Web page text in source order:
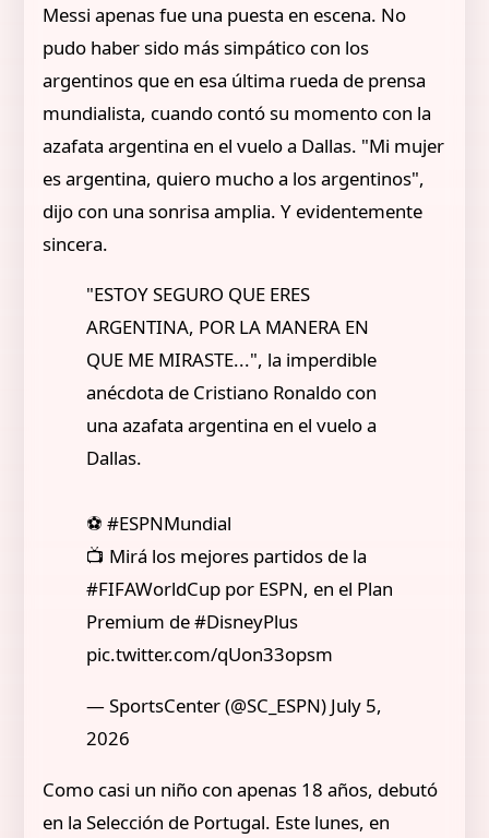
Messi apenas fue una puesta en escena. No
pudo haber sido más simpático con los
argentinos que en esa última rueda de prensa
mundialista, cuando contó su momento con la
azafata argentina en el vuelo a Dallas. "Mi mujer
es argentina, quiero mucho a los argentinos",
dijo con una sonrisa amplia. Y evidentemente
sincera.
"ESTOY SEGURO QUE ERES
ARGENTINA, POR LA MANERA EN
QUE ME MIRASTE...", la imperdible
anécdota de Cristiano Ronaldo con
una azafata argentina en el vuelo a
Dallas.
⚽ #ESPNMundial
📺 Mirá los mejores partidos de la
#FIFAWorldCup por ESPN, en el Plan
Premium de #DisneyPlus
pic.twitter.com/qUon33opsm
— SportsCenter (@SC_ESPN) July 5,
2026
Como casi un niño con apenas 18 años, debutó
en la Selección de Portugal. Este lunes, en